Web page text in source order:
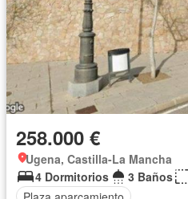
258.000 €
Ugena, Castilla-La Mancha
4 Dormitorios
3 Baños